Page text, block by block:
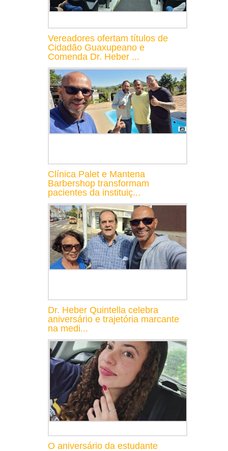
Vereadores ofertam títulos de
Cidadão Guaxupeano e
Comenda Dr. Heber ...
Clínica Palet e Mantena
Barbershop transformam
pacientes da instituiç...
Dr. Heber Quintella celebra
aniversário e trajetória marcante
na medi...
O aniversário da estudante